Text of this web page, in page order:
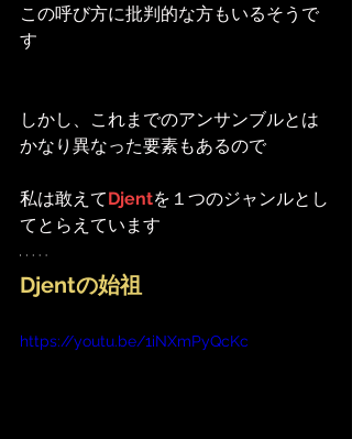
この呼び方に批判的な方もいるそうで
す
しかし、これまでのアンサンブルとは
かなり異なった要素もあるので
私は敢えてDjentを１つのジャンルとし
てとらえています
Djentの始祖
https://youtu.be/1iNXmPyQcKc